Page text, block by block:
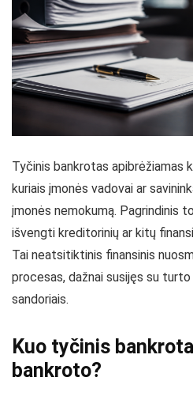
Tyčinis bankrotas apibrėžiamas
kuriais įmonės vadovai ar
įmonės nemokumą. Pagrindinis
išvengti kreditorinių ar kitų
Tai neatsitiktinis finansinis
procesas, dažnai susijęs su
sandoriais.
Kuo tyčinis
bankroto?